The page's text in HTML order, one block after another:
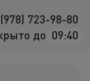
723-98-80
до 09:40
Назад